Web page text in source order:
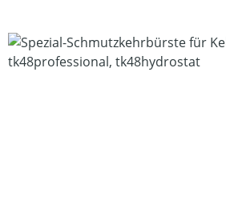
Bildergalerie überspringen